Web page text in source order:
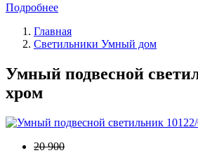
Подробнее
Главная
Светильники Умный дом
Умный подвесной
хром
20 900